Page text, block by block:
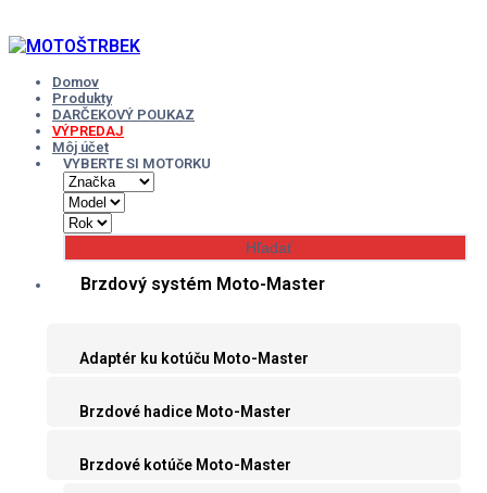
to
content
Domov
Produkty
DARČEKOVÝ POUKAZ
VÝPREDAJ
Môj účet
VYBERTE SI MOTORKU
Brzdový systém Moto-Master
Adaptér ku kotúču Moto-Master
Brzdové hadice Moto-Master
Brzdové kotúče Moto-Master